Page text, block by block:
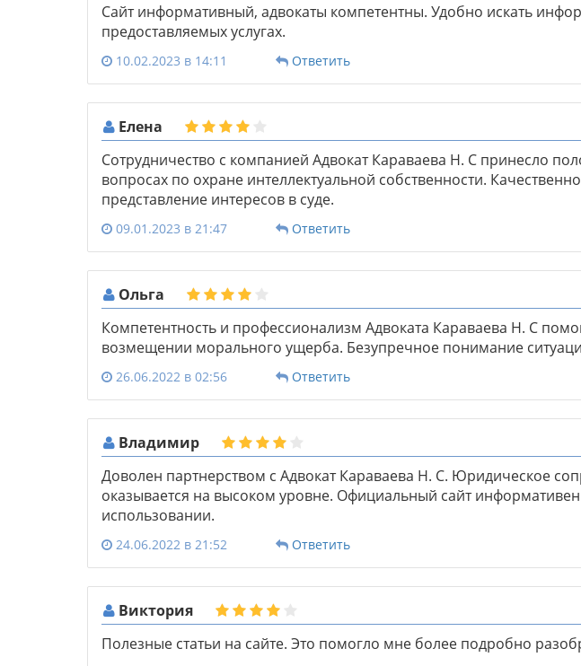
Сайт информативный, адвокаты компетентны. Удобно искать
предоставляемых услугах.
10.02.2023 в 14:11 Ответить
Елена
Сотрудничество с компанией Адвокат Караваева Н. С принесло
вопросах по охране интеллектуальной собственности.
представление интересов в суде.
09.01.2023 в 21:47 Ответить
Ольга
Компетентность и профессионализм Адвоката Караваева Н. С
возмещении морального ущерба. Безупречное понимание
26.06.2022 в 02:56 Ответить
Владимир
Доволен партнерством с Адвокат Караваева Н. С. Юридическое
оказывается на высоком уровне. Официальный сайт
использовании.
24.06.2022 в 21:52 Ответить
Виктория
Полезные статьи на сайте. Это помогло мне более подробно